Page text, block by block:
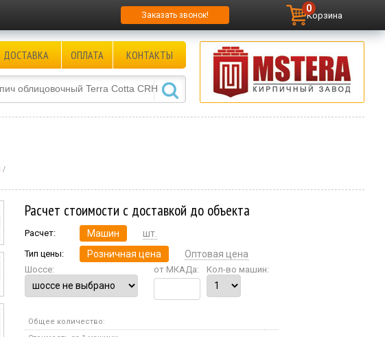
Заказать звонок! Корзина
0
ДОСТАВКА ОПЛАТА КОНТАКТЫ
Расчет стоимости с доставкой до объекта
Расчет: Машин шт.
Тип цены: Розничная цена Оптовая цена
Шоссе: от МКАДа: Кол-во машин:
Общее количество: